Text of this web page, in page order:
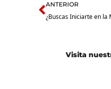
ANTERIOR
Visita